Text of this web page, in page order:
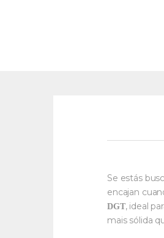
Se estás
encajan
DGT, ideal
mais sólida